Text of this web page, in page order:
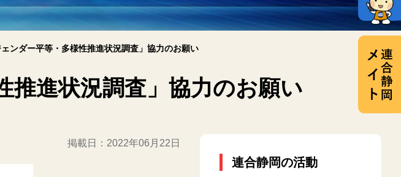
ンダー平等・多様性推進状況調査」協力のお願い
推進状況調査」協力のお願い
掲載日： 2022年06月22日
連合静岡の活動